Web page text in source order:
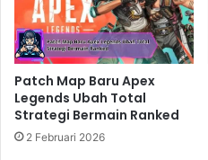
Patch Map Baru Apex
Legends Ubah Total
Strategi Bermain Ranked
2 Februari 2026